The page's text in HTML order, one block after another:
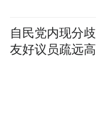
每年中国品牌
会举办系列活
自民党内现分
友好议员疏远